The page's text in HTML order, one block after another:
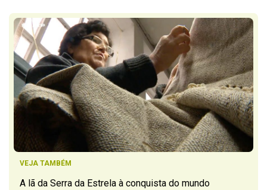
VEJA TAMBÉM
A lã da Serra da Estrela à conquista do mundo